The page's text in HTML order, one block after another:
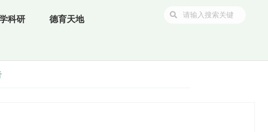
科研 德育天地